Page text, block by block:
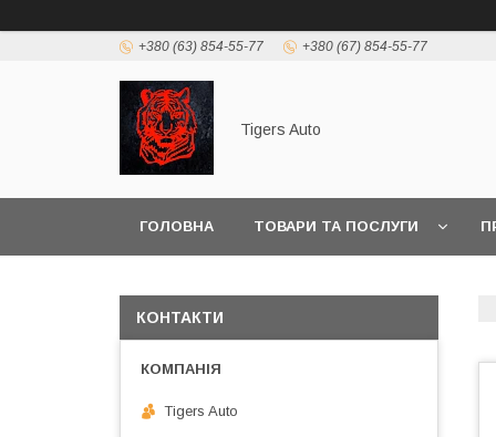
+380 (63) 854-55-77 +380 (67) 854-55-77
Tigers Auto
ГОЛОВНА ТОВАРИ ТА ПОСЛУГИ
КОНТАКТИ
Tigers Auto